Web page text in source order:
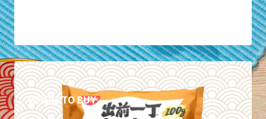
WHERE TO BUY
DETAILS